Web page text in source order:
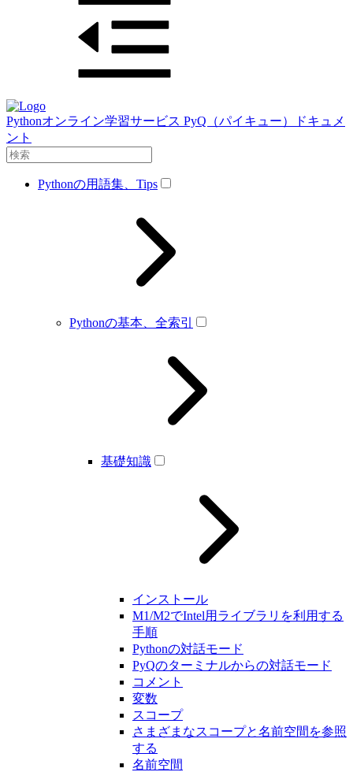
Pythonオンライン学習サービス PyQ（パイキュー）ドキュメ
ント
Pythonの用語集、Tips
Pythonの基本、全索引
基礎知識
インストール
M1/M2でIntel用ライブラリを利用する
手順
Pythonの対話モード
PyQのターミナルからの対話モード
コメント
変数
スコープ
さまざまなスコープと名前空間を参照
する
名前空間